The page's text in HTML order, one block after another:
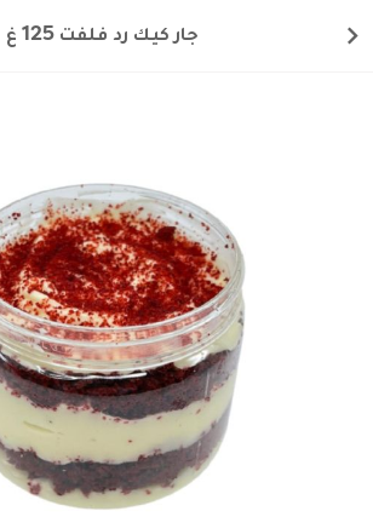
جار كيك رد فلفت 125 غ